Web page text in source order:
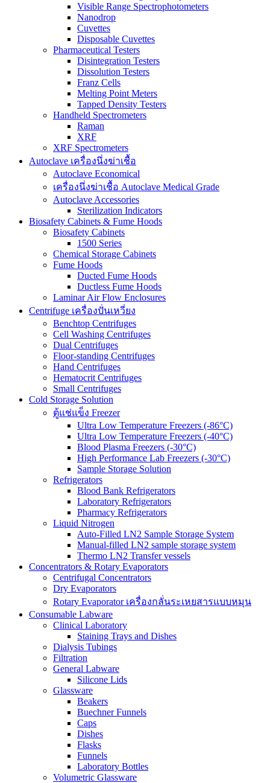
Visible Range Spectrophotometers
Nanodrop
Cuvettes
Disposable Cuvettes
Pharmaceutical Testers
Disintegration Testers
Dissolution Testers
Franz Cells
Melting Point Meters
Tapped Density Testers
Handheld Spectrometers
Raman
XRF
XRF Spectrometers
Autoclave เครื่องนึ่งฆ่าเชื้อ
Autoclave Economical
เครื่องนึ่งฆ่าเชื้อ Autoclave Medical Grade
Autoclave Accessories
Sterilization Indicators
Biosafety Cabinets & Fume Hoods
Biosafety Cabinets
1500 Series
Chemical Storage Cabinets
Fume Hoods
Ducted Fume Hoods
Ductless Fume Hoods
Laminar Air Flow Enclosures
Centrifuge เครื่องปั่นเหวี่ยง
Benchtop Centrifuges
Cell Washing Centrifuges
Dual Centrifuges
Floor-standing Centrifuges
Hand Centrifuges
Hematocrit Centrifuges
Small Centrifuges
Cold Storage Solution
ตู้แช่แข็ง Freezer
Ultra Low Temperature Freezers (-86°C)
Ultra Low Temperature Freezers (-40°C)
Blood Plasma Freezers (-30°C)
High Performance Lab Freezers (-30°C)
Sample Storage Solution
Refrigerators
Blood Bank Refrigerators
Laboratory Refrigerators
Pharmacy Refrigerators
Liquid Nitrogen
Auto-Filled LN2 Sample Storage System
Manual-filled LN2 sample storage system
Thermo LN2 Transfer vessels
Concentrators & Rotary Evaporators
Centrifugal Concentrators
Dry Evaporators
Rotary Evaporator เครื่องกลั่นระเหยสารแบบหมุน
Consumable Labware
Clinical Laboratory
Staining Trays and Dishes
Dialysis Tubings
Filtration
General Labware
Silicone Lids
Glassware
Beakers
Buechner Funnels
Caps
Dishes
Flasks
Funnels
Laboratory Bottles
Volumetric Glassware